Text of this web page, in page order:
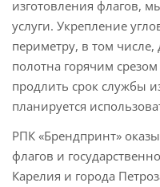
изготовления флагов,
услуги. Укрепление
периметру, в том
полотна горячим
продлить срок службы
планируется
РПК «Брендпринт»
флагов и
Карелия и города